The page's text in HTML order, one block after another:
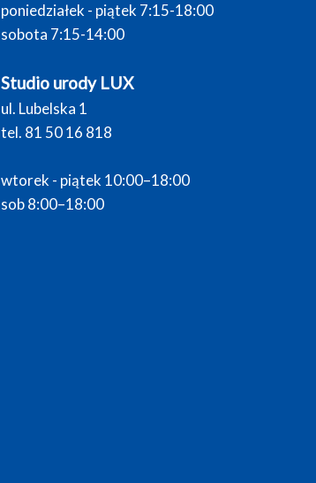
poniedziałek - piątek 7:15-18:00
sobota 7:15-14:00
Studio urody LUX
ul. Lubelska 1
tel. 81 50 16 818
wtorek - piątek 10:00–18:00
sob 8:00–18:00